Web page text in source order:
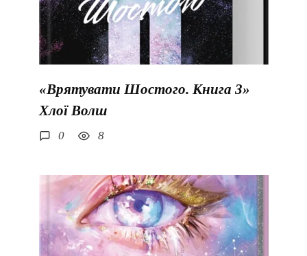
«Врятувати Шостого. Книга 3»
Хлої Волш
0 8